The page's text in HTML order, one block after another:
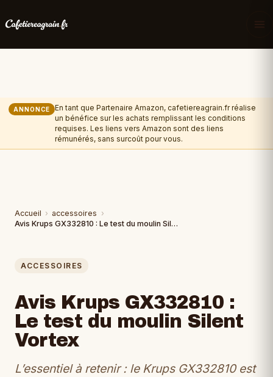
ANNONCE
En tant que Partenaire Amazon, cafetiereagrain.fr réalise
un bénéfice sur les achats remplissant les conditions
requises. Les liens vers Amazon sont des liens
rémunérés, sans surcoût pour vous.
Accueil › accessoires ›
Avis Krups GX332810 : Le test du moulin Silent Vortex
ACCESSOIRES
Avis Krups GX332810 :
Le test du moulin Silent
Vortex
L’essentiel à retenir : le Krups GX332810 est